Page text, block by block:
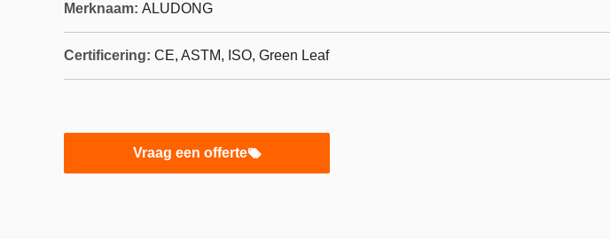
Merknaam: ALUDONG
Certificering: CE, ASTM, ISO, Green Leaf
Vraag een offerte